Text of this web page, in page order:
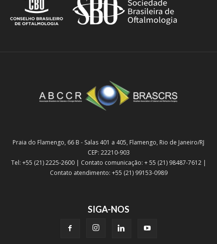
Praia do Flamengo, 66 B - Salas 401 a 405, Flamengo, Rio de Janeiro/RJ
CEP: 22210-903
Tel: +55 (21) 2225-2600 | Contato comunicação: + 55 (21) 98487-7612 |
Contato atendimento: +55 (21) 99153-0989
SIGA-NOS